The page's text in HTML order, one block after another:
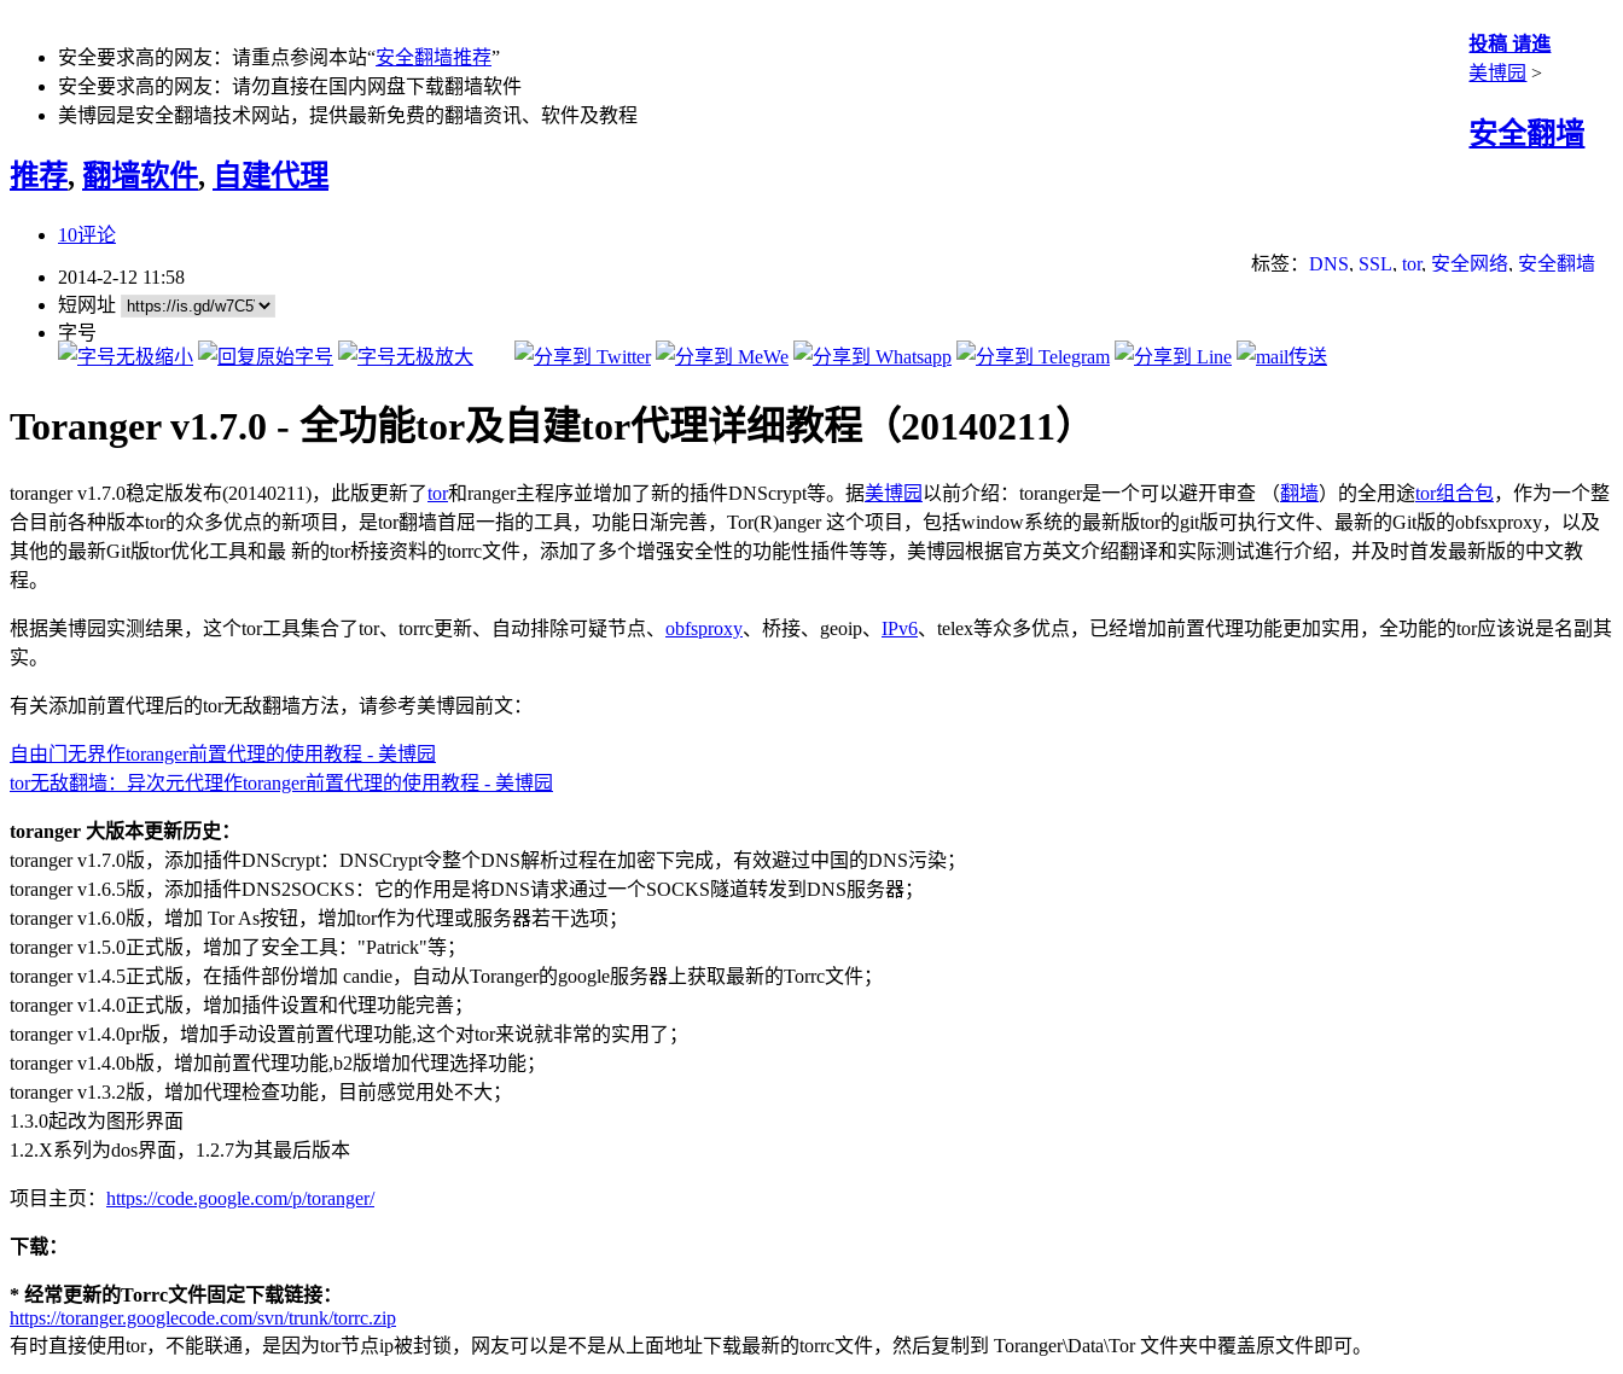
安全要求高的网友：请重点参阅本站“安全翻墙推荐”
安全要求高的网友：请勿直接在国内网盘下载翻墙软件
美博园是安全翻墙技术网站，提供最新免费的翻墙资讯、软件及教程
投稿 请進
美博园 >
安全翻墙
推荐, 翻墙软件, 自建代理
10评论
标签： DNS, SSL, tor, 安全网络, 安全翻墙
2014-2-12 11:58
短网址
字号
Toranger v1.7.0 - 全功能tor及自建tor代理详细教程（20140211）
toranger v1.7.0稳定版发布(20140211)，此版更新了tor和ranger主程序並增加了新的插件DNScrypt等。据美博园 以前介绍：toranger是一个可以避开审查 （翻墙）的全用途tor组合包，作为一个整
合目前各种版本tor的众多优点的新项目，是tor翻墙首屈一指的工具，功能日渐完善，Tor(R)anger 这个项目，包括window系统的最新版tor的git版可执行文件、最新的Git版的obfsxproxy，以及
其他的最新Git版tor优化工具和最 新的tor桥接资料的torrc文件，添加了多个增强安全性的功能性插件等等，美博园根据官方英文介绍翻译和实际测试進行介绍，并及时首发最新版的中文教
程。
根据美博园实测结果，这个tor工具集合了tor、torrc更新、自动排除可疑节点、 obfsproxy、桥接、geoip、 IPv6、telex等众多优点，已经增加前置代理功能更加实用，全功能的tor应该说是名副其
实。
有关添加前置代理后的tor无敌翻墙方法，请参考美博园前文：
自由门无界作toranger前置代理的使用教程 - 美博园
tor无敌翻墙：异次元代理作toranger前置代理的使用教程 - 美博园
toranger 大版本更新历史：
toranger v1.7.0版，添加插件DNScrypt：DNSCrypt令整个DNS解析过程在加密下完成，有效避过中国的DNS污染；
toranger v1.6.5版，添加插件DNS2SOCKS：它的作用是将DNS请求通过一个SOCKS隧道转发到DNS服务器；
toranger v1.6.0版，增加 Tor As按钮，增加tor作为代理或服务器若干选项；
toranger v1.5.0正式版，增加了安全工具："Patrick"等；
toranger v1.4.5正式版，在插件部份增加 candie，自动从Toranger的google服务器上获取最新的Torrc文件；
toranger v1.4.0正式版，增加插件设置和代理功能完善；
toranger v1.4.0pr版，增加手动设置前置代理功能,这个对tor来说就非常的实用了；
toranger v1.4.0b版，增加前置代理功能,b2版增加代理选择功能；
toranger v1.3.2版，增加代理检查功能，目前感觉用处不大；
1.3.0起改为图形界面
1.2.X系列为dos界面，1.2.7为其最后版本
项目主页： https://code.google.com/p/toranger/
下载：
* 经常更新的Torrc文件固定下载链接：
https://toranger.googlecode.com/svn/trunk/torrc.zip
有时直接使用tor，不能联通，是因为tor节点ip被封锁，网友可以是不是从上面地址下载最新的torrc文件，然后复制到 Toranger\Data\Tor 文件夹中覆盖原文件即可。